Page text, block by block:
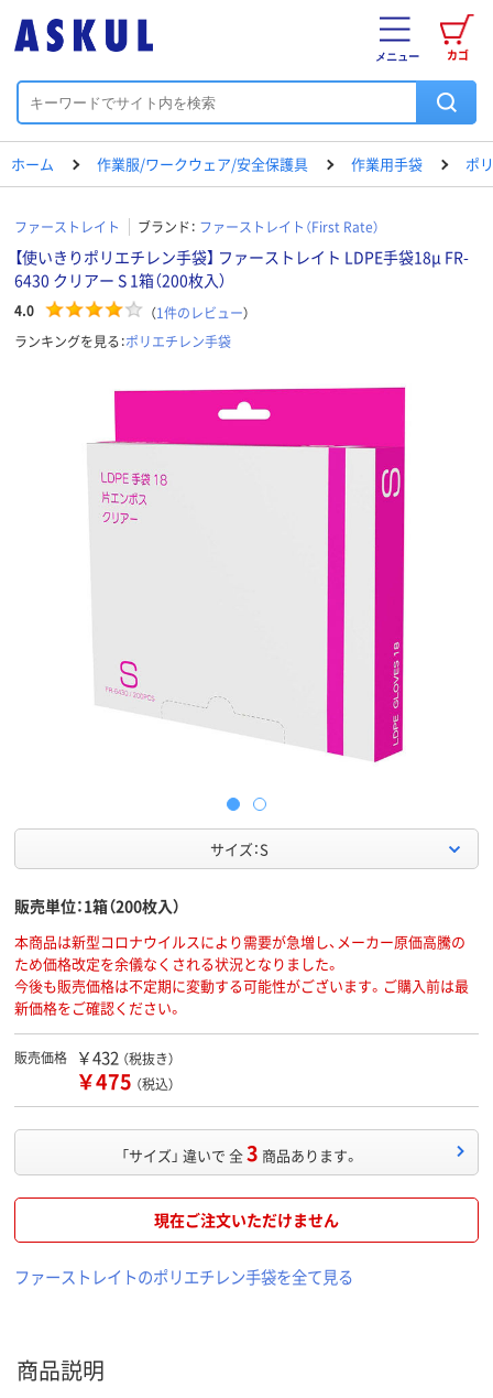
カゴ
メニュー
ホーム 作業服/ワークウェア/安全保護具 作業用手袋 ポ
ファーストレイト ブランド： ファーストレイト（First Rate）
【使いきりポリエチレン手袋】 ファーストレイト LDPE手袋18μ FR-
6430 クリアー S 1箱（200枚入）
4.0 （1件のレビュー）
ランキングを見る：ポリエチレン手袋
サイズ：S
販売単位：1箱（200枚入）
本商品は新型コロナウイルスにより需要が急増し、メーカー原価高騰の
ため価格改定を余儀なくされる状況となりました。
今後も販売価格は不定期に変動する可能性がございます。ご購入前は最
新価格をご確認ください。
販売価格 ￥432 （税抜き）
￥475 （税込）
「サイズ」 違いで 全3 商品あります。
現在ご注文いただけません
ファーストレイトのポリエチレン手袋を全て見る
商品説明